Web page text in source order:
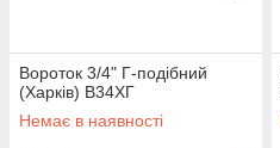
Вороток 3/4" Г-подібний
(Харків) В34ХГ
Немає в наявності